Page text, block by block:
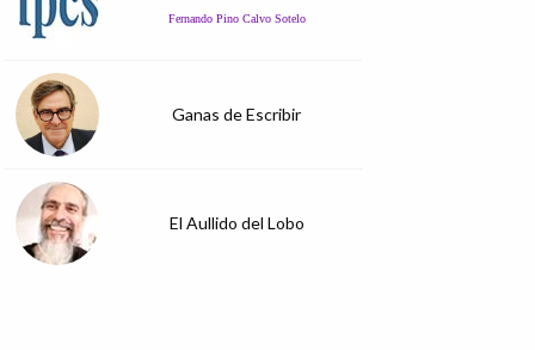
Fernando Pino Calvo Sotelo
Ganas de Escribir
El Aullido del Lobo